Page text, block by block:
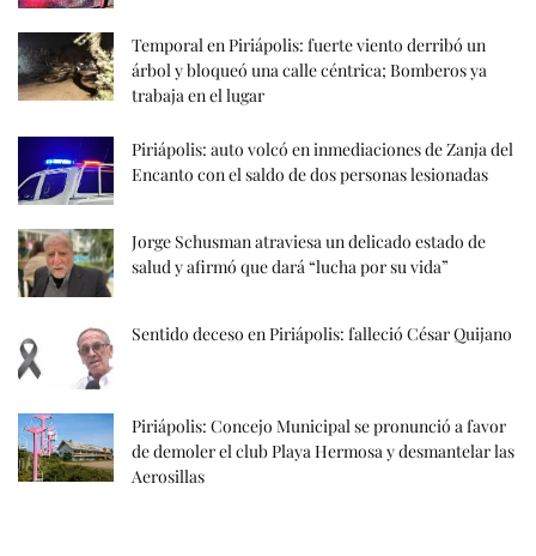
Temporal en Piriápolis: fuerte viento derribó un
árbol y bloqueó una calle céntrica; Bomberos ya
trabaja en el lugar
Piriápolis: auto volcó en inmediaciones de Zanja del
Encanto con el saldo de dos personas lesionadas
Jorge Schusman atraviesa un delicado estado de
salud y afirmó que dará “lucha por su vida”
Sentido deceso en Piriápolis: falleció César Quijano
Piriápolis: Concejo Municipal se pronunció a favor
de demoler el club Playa Hermosa y desmantelar las
Aerosillas